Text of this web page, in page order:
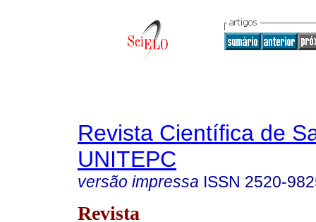
Revista Científica de
UNITEPC
versão impressa ISSN 2520-
Revista